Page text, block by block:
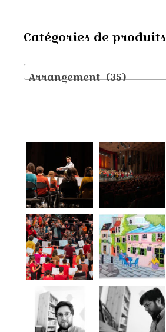
Catégories de produits
Arrangement (35)